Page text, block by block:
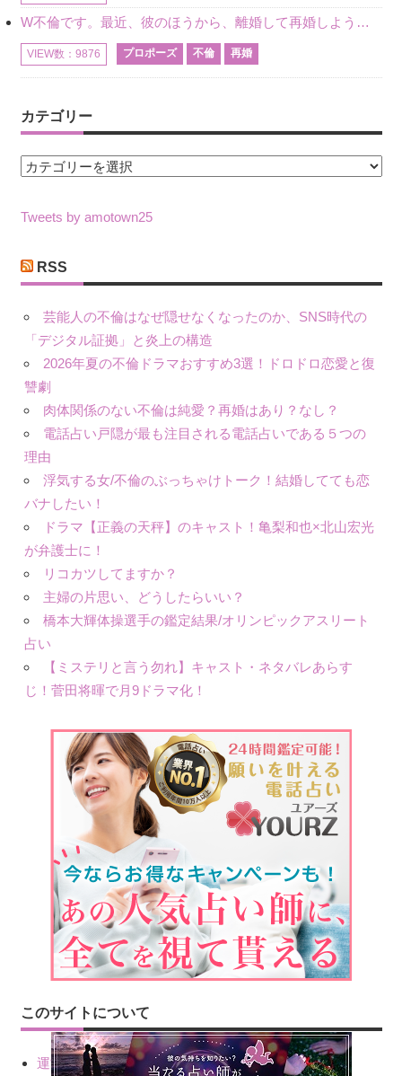
W不倫です。最近、彼のほうから、離婚して再婚しよう、と言ってきました。ハッキリいうと、そこまでは考えていませんでした。彼を好きな気持ちはあるし、彼なしの生活は考えられません。だけど、離婚して再婚すると
VIEW数：9876 プロポーズ 不倫 再婚
カテゴリー
カ
ゴ
ー
Tweets by amotown25
RSS
芸能人の不倫はなぜ隠せなくなったのか、SNS時代の
「デジタル証拠」と炎上の構造
2026年夏の不倫ドラマおすすめ3選！ドロドロ恋愛と復
讐劇
肉体関係のない不倫は純愛？再婚はあり？なし？
電話占い戸隠が最も注目される電話占いである５つの
理由
浮気する女/不倫のぶっちゃけトーク！結婚してても恋
バナしたい！
ドラマ【正義の天秤】のキャスト！亀梨和也×北山宏光
が弁護士に！
リコカツしてますか？
主婦の片思い、どうしたらいい？
橋本大輝体操選手の鑑定結果/オリンピックアスリート
占い
【ミステリと言う勿れ】キャスト・ネタバレあらす
じ！菅田将暉で月9ドラマ化！
このサイトについて
運営会社情報